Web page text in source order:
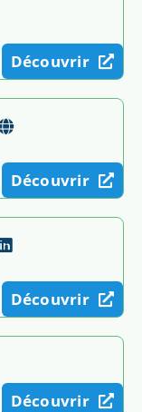
Découvrir
Découvrir
Découvrir
Découvrir